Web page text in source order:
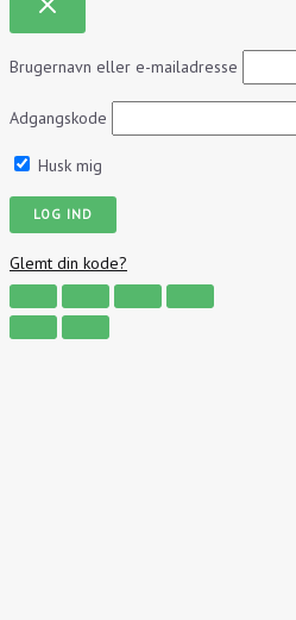
Brugernavn eller e-mailadresse
Adgangskode
Husk mig
Glemt din kode?